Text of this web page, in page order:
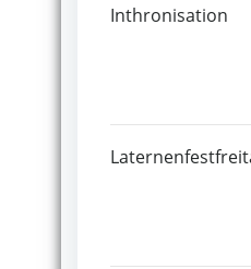
Inthronisation